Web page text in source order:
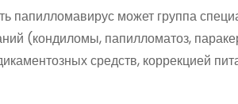
папилломавирус может группа
(кондиломы, папилломатоз,
средств, коррекцией